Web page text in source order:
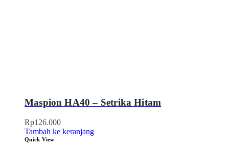
Maspion HA40 – Setrika Hitam
Rp126.000
Tambah ke keranjang
Quick View